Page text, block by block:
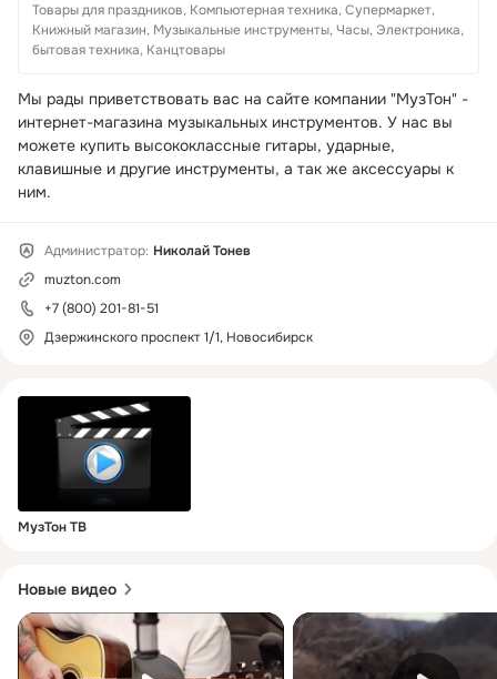
МузТон ТВ
Новые видео
Товары для праздников, Компьютерная техника, Супермаркет,
Книжный магазин, Музыкальные инструменты, Часы, Электроника,
бытовая техника, Канцтовары
Мы рады приветствовать вас на сайте компании "МузТон" -
интернет-магазина музыкальных инструментов. У нас вы
можете купить высококлассные гитары, ударные,
клавишные и другие инструменты, а так же аксессуары к
ним.
Администратор: Николай Тонев
muzton.com
+7 (800) 201-81-51
Дзержинского проспект 1/1, Новосибирск